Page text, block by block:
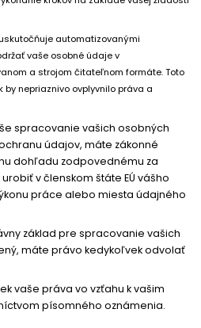
automatizovanými
vaše osobné údaje v
a strojom čitateľnom formáte. Toto
nepriaznivo ovplyvnilo práva a
spracovanie vašich osobných
údajov, máte zákonné
dohľadu zodpovednému za
v členskom štáte EÚ vášho
práce alebo miesta údajného
základ pre spracovanie vašich
máte právo kedykoľvek odvolať
vaše práva vo vzťahu k vašim
písomného oznámenia.